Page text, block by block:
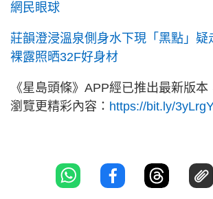
網民眼球
莊韻澄浸溫泉側身水下現「黑點」疑
裸露照晒32F好身材
《星島頭條》APP經已推出最新版本
瀏覽更精彩內容： https://bit.ly/